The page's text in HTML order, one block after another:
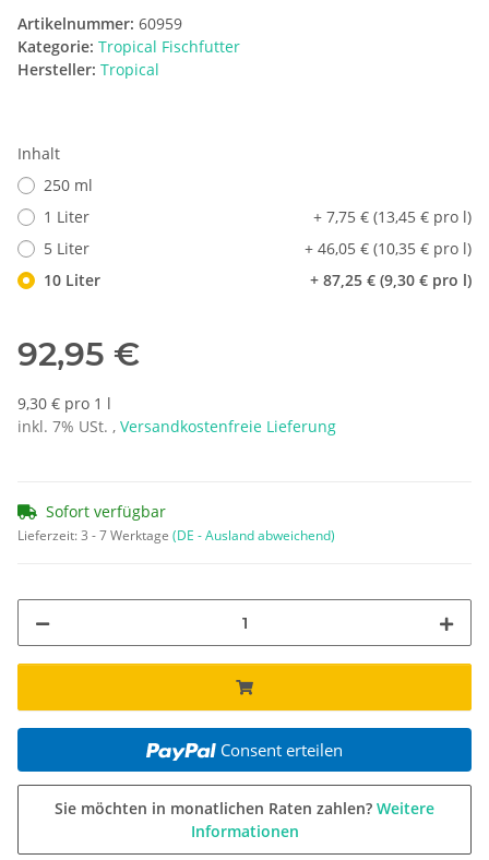
Artikelnummer: 60959
Kategorie: Tropical Fischfutter
Hersteller: Tropical
Inhalt
250 ml
1 Liter
+ 7,75 € (13,45 € pro l)
5 Liter
+ 46,05 € (10,35 € pro l)
10 Liter
+ 87,25 € (9,30 € pro l)
92,95 €
9,30 € pro 1 l
inkl. 7% USt. , Versandkostenfreie Lieferung
Sofort verfügbar
Lieferzeit:3 - 7 Werktage (DE - Ausland abweichend)
Consent erteilen
Sie möchten in monatlichen Raten zahlen? Weitere
Informationen